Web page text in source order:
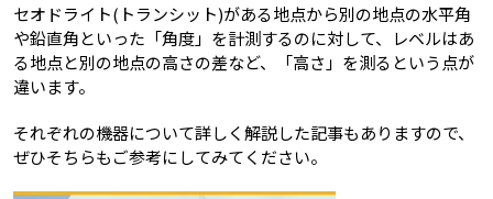
セオドライト(トランシット)がある地点から別の地点の水平角
や鉛直角といった「角度」を計測するのに対して、レベルはあ
る地点と別の地点の高さの差など、「高さ」を測るという点が
違います。
それぞれの機器について詳しく解説した記事もありますので、
ぜひそちらもご参考にしてみてください。